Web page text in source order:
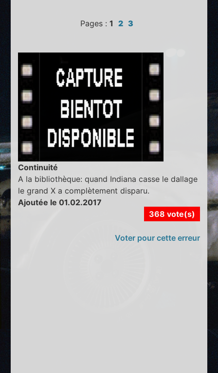
Pages : 1 2 3
Continuité
A la bibliothèque: quand Indiana casse le dallage
le grand X a complètement disparu.
Ajoutée le 01.02.2017
368 vote(s)
Voter pour cette erreur